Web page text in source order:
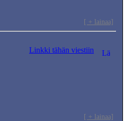
[ + lainaa]
Linkki tähän viestiin
[ + lainaa]